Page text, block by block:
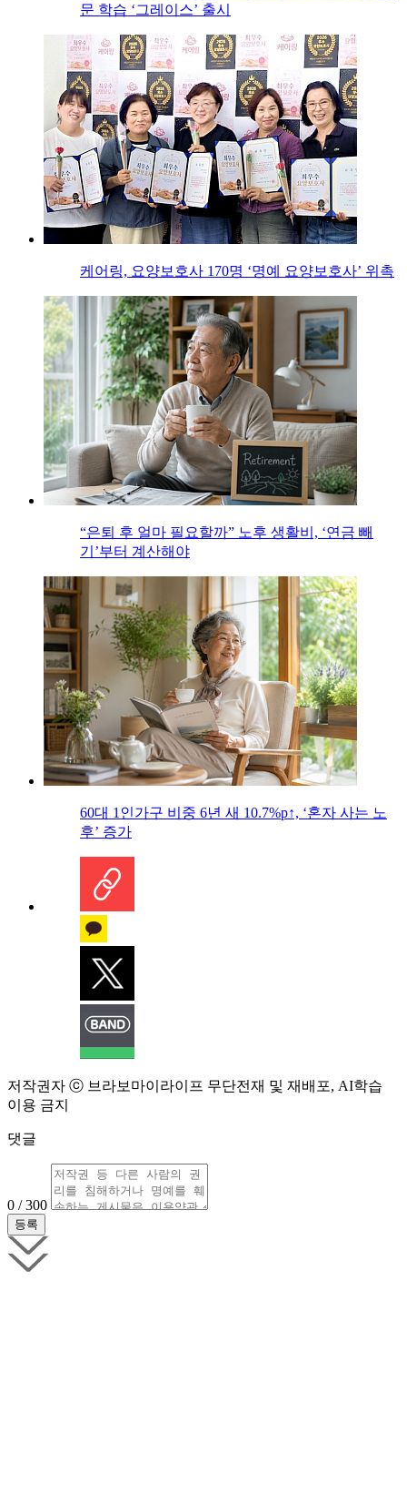
문 학습 ‘그레이스’ 출시
케어링, 요양보호사 170명 ‘명예 요양보호사’ 위촉
“은퇴 후 얼마 필요할까” 노후 생활비, ‘연금 빼
기’부터 계산해야
60대 1인가구 비중 6년 새 10.7%p↑, ‘혼자 사는 노
후’ 증가
저작권자 ⓒ 브라보마이라이프 무단전재 및 재배포, AI학습
이용 금지
댓글
0 / 300